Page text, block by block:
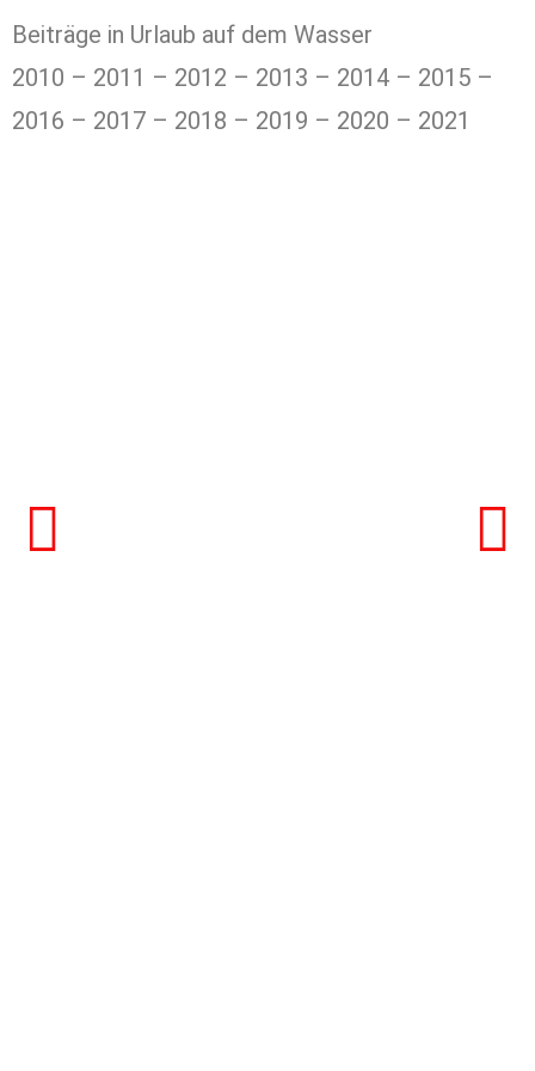
Beiträge in Urlaub auf dem Wasser
2010 – 2011 – 2012 – 2013 – 2014 – 2015 –
2016 – 2017 – 2018 – 2019 – 2020 – 2021